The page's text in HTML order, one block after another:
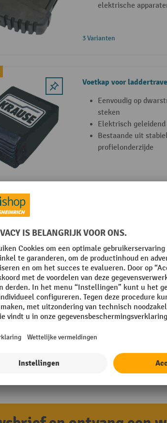
elektrische
3 Varianten
Voetkap voor
Eenvoudig op
steken
Elektrisch geleidend
Bestaande uit
profielonderzijde
Tool Bag voor
Ideaal voor het
kleine onderdelen
Draagt tot 10 kg